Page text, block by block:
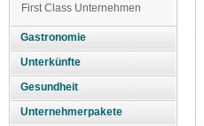
First Class Unternehmen
Gastronomie
Unterkünfte
Gesundheit
Unternehmerpakete